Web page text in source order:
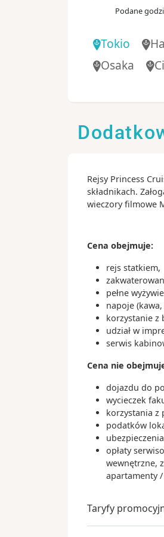
Dzień 10
Tokio
Dzień 11 pon.
Toba
Osaka
Japonia
KOCHI
Dzień 14.czw.
Cieśnina
Japonia
Dzień 16.sob.
Busan
Korea
Dzień 17 .
Nagasaki
Japonia
Dzień 18.
Dzień na
Dzień 19.wt.
Shimizu
Japonia
Dzień 20.śr.
Tokio
Podane
Tokio
Osaka
Rejsy Princess
składnikach.
wieczory filmowe
Cena obejmuje:
rejs statkiem,
pełne
napoje
korzystanie z
udział w
serwis
Cena nie
dojazdu do
wycieczek
korzystania z
podatków
opłaty
wewnętrzne,
apartamenty
Taryfy